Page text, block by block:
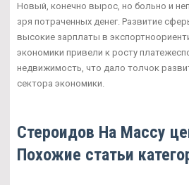
Новый, конечно вырос, но больно и
зря потраченных денег. Развитие
высокие зарплаты в
экономики привели к росту
недвижимость, что дало толчок
сектора экономики.
Стероидов На Массу
Похожие статьи